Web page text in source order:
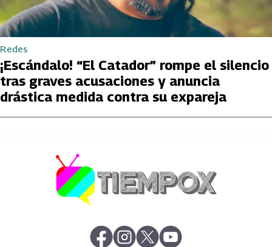
Redes
¡Escándalo! “El Catador” rompe el silencio
tras graves acusaciones y anuncia
drástica medida contra su expareja
abre en nueva pestaña
abre en nueva pestaña
abre en nueva pestaña